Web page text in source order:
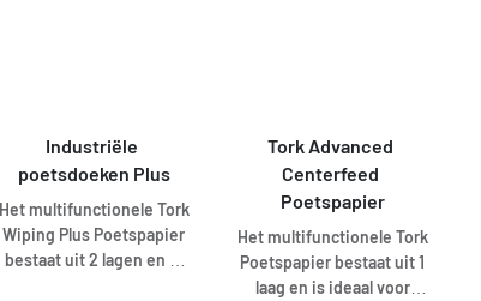
Industriële
poetsdoeken Plus
multifunctionele Tork
Wiping Plus Poetspapier
bestaat uit 2 lagen en is
Tork Advanced
Centerfeed
Poetspapier
Het multifunctionele Tork
Poetspapier bestaat uit 1
laag en is ideaal voor